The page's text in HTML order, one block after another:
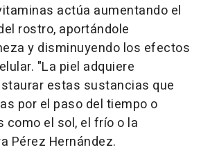
actúa aumentando el
rostro, aportándole
y disminuyendo los efectos
"La piel adquiere
estas sustancias que
por el paso del tiempo o
como el sol, el frío o la
Pérez Hernández.